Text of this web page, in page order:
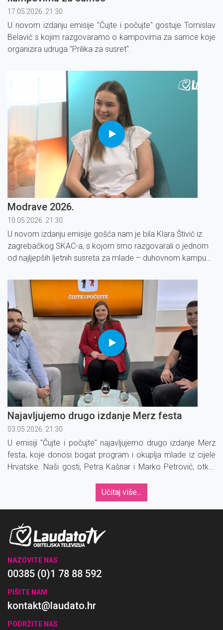
17.05.2026. 21:30
U novom izdanju emisije ''Čujte i počujte'' gostuje Tomislav
Belavić s kojim razgovaramo o kampovima za samce koje
organizira udruga ''Prilika za susret''.
Modrave 2026.
10.05.2026. 21:30
U novom izdanju emisije gošća nam je bila Klara Štivić iz
zagrebačkog SKAC-a, s kojom smo razgovarali o jednom
od najljepših ljetnih susreta za mlade – duhovnom kampu
godine u godinu vraćaju ovom iskustvu molitve, zajedništva,
rada i odmora?
Najavljujemo drugo izdanje Merz festa
03.05.2026. 21:30
U emisiji "Čujte i počujte" najavljujemo drugo izdanje Merz
festa, koje donosi bogat program i okuplja mlade iz cijele
Hrvatske. Naši gosti, Petra Kašnar i Marko Petrović, otkrili
Učitaj više...
NAZOVITE NAS
00385 (0)1 78 88 592
PIŠITE NAM
kontakt@laudato.hr
PODRŽITE NAS